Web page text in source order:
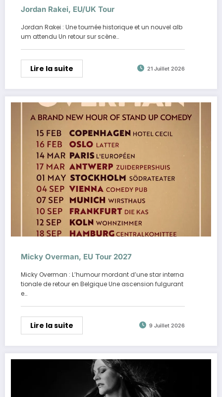
Jordan Rakei, EU/UK Tour
Jordan Rakei : Une tournée historique et un nouvel alb
um attendu Un retour sur scène…
Lire la suite 21 Juillet 2026
Micky Overman, EU Tour 2027
Micky Overman : L’humour mordant d’une star interna
tionale de retour en Belgique Une ascension fulgurant
e…
Lire la suite 9 Juillet 2026